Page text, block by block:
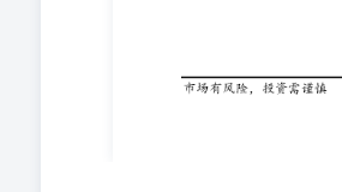
7种重点监测水果平均批发价